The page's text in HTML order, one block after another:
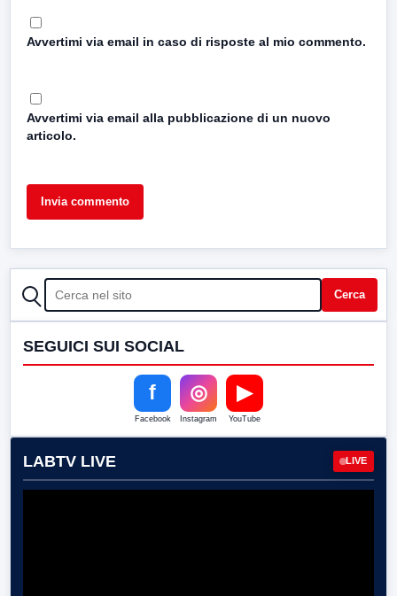
Avvertimi via email in caso di risposte al mio commento.
Avvertimi via email alla pubblicazione di un nuovo
articolo.
CERCA Cerca
SEGUICI SUI SOCIAL
f
Facebook
◎
Instagram
▶
YouTube
LABTV LIVE LIVE